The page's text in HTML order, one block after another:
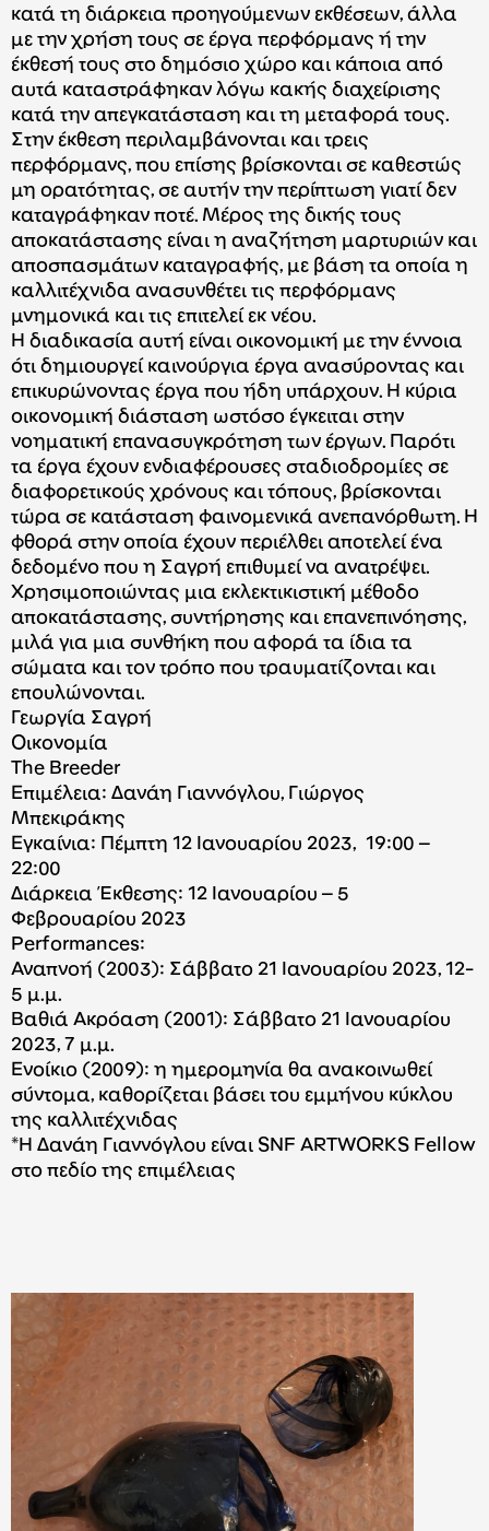
κατά τη διάρκεια προηγούμενων εκθέσεων, άλλα
με την χρήση τους σε έργα περφόρμανς ή την
έκθεσή τους στο δημόσιο χώρο και κάποια από
αυτά καταστράφηκαν λόγω κακής διαχείρισης
κατά την απεγκατάσταση και τη μεταφορά τους.
Στην έκθεση περιλαμβάνονται και τρεις
περφόρμανς, που επίσης βρίσκονται σε καθεστώς
μη ορατότητας, σε αυτήν την περίπτωση γιατί δεν
καταγράφηκαν ποτέ. Μέρος της δικής τους
αποκατάστασης είναι η αναζήτηση μαρτυριών και
αποσπασμάτων καταγραφής, με βάση τα οποία η
καλλιτέχνιδα ανασυνθέτει τις περφόρμανς
μνημονικά και τις επιτελεί εκ νέου.
Η διαδικασία αυτή είναι οικονομική με την έννοια
ότι δημιουργεί καινούργια έργα ανασύροντας και
επικυρώνοντας έργα που ήδη υπάρχουν. Η κύρια
οικονομική διάσταση ωστόσο έγκειται στην
νοηματική επανασυγκρότηση των έργων. Παρότι
τα έργα έχουν ενδιαφέρουσες σταδιοδρομίες σε
διαφορετικούς χρόνους και τόπους, βρίσκονται
τώρα σε κατάσταση φαινομενικά ανεπανόρθωτη. Η
φθορά στην οποία έχουν περιέλθει αποτελεί ένα
δεδομένο που η Σαγρή επιθυμεί να ανατρέψει.
Χρησιμοποιώντας μια εκλεκτικιστική μέθοδο
αποκατάστασης, συντήρησης και επανεπινόησης,
μιλά για μια συνθήκη που αφορά τα ίδια τα
σώματα και τον τρόπο που τραυματίζονται και
επουλώνονται.
Γεωργία Σαγρή
Οικονομία
The Breeder
Επιμέλεια: Δανάη Γιαννόγλου, Γιώργος
Μπεκιράκης
Εγκαίνια: Πέμπτη 12 Ιανουαρίου 2023, 19:00 –
22:00
Διάρκεια Έκθεσης: 12 Ιανουαρίου – 5
Φεβρουαρίου 2023
Performances:
Αναπνοή (2003): Σάββατο 21 Ιανουαρίου 2023, 12-
5 μ.μ.
Βαθιά Ακρόαση (2001): Σάββατο 21 Ιανουαρίου
2023, 7 μ.μ.
Ενοίκιο (2009): η ημερομηνία θα ανακοινωθεί
σύντομα, καθορίζεται βάσει του εμμήνου κύκλου
της καλλιτέχνιδας
*Η Δανάη Γιαννόγλου είναι SNF ARTWORKS Fellow
στο πεδίο της επιμέλειας